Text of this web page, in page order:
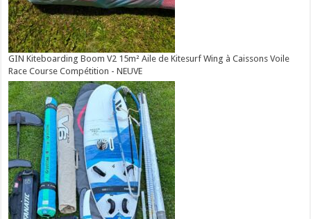
GIN Kiteboarding Boom V2 15m² Aile de Kitesurf Wing à Caissons Voile
Race Course Compétition - NEUVE